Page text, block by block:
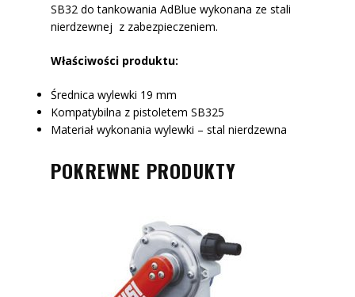
SB32 do tankowania AdBlue wykonana ze stali
nierdzewnej z zabezpieczeniem.
Właściwości produktu:
Średnica wylewki 19 mm
Kompatybilna z pistoletem SB325
Materiał wykonania wylewki – stal nierdzewna
POKREWNE PRODUKTY